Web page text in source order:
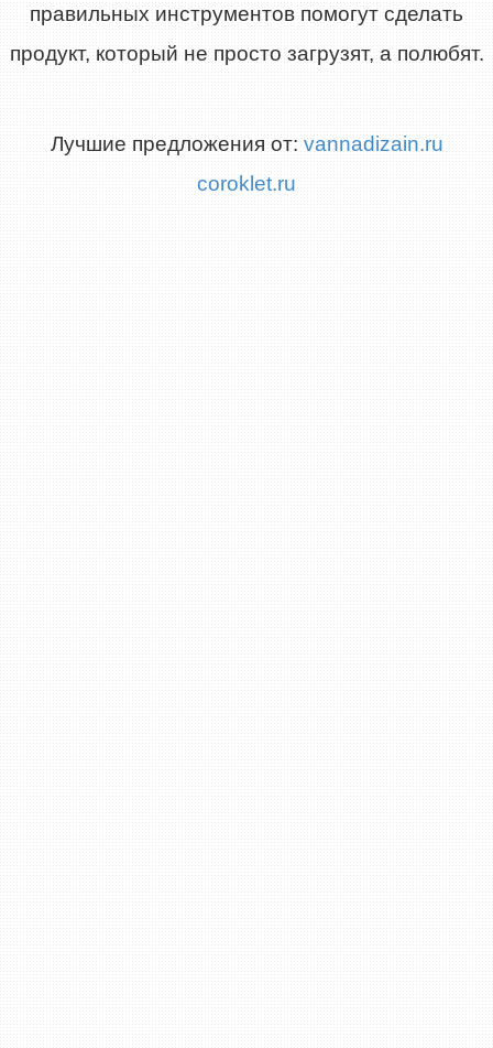
правильных инструментов помогут сделать
продукт, который не просто загрузят, а полюбят.
Лучшие предложения от: vannadizain.ru
coroklet.ru